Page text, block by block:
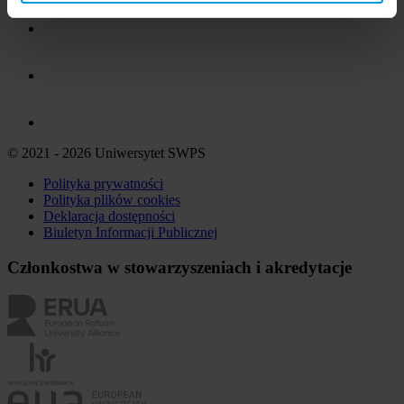
© 2021 - 2026 Uniwersytet SWPS
Polityka prywatności
Polityka plików cookies
Deklaracja dostępności
Biuletyn Informacji Publicznej
Członkostwa w stowarzyszeniach i akredytacje